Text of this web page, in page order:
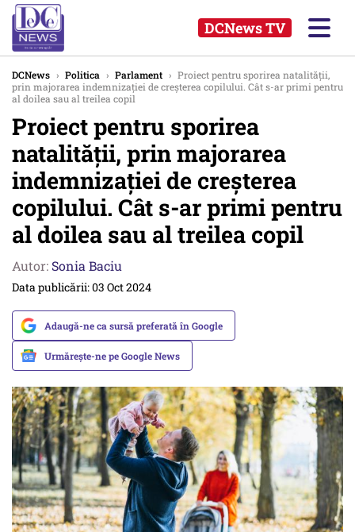
DCNews TV
DCNews › Politica › Parlament › Proiect pentru sporirea natalității,
prin majorarea indemnizației de creșterea copilului. Cât s-ar primi pentru
al doilea sau al treilea copil
Proiect pentru sporirea
natalității, prin majorarea
indemnizației de creșterea
copilului. Cât s-ar primi pentru
al doilea sau al treilea copil
Autor: Sonia Baciu
Data publicării: 03 Oct 2024
Adaugă-ne ca sursă preferată în Google
Urmărește-ne pe Google News